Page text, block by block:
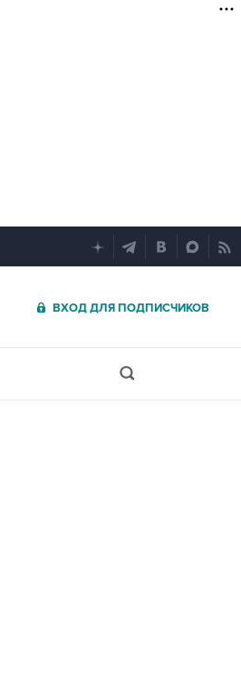
ВХОД ДЛЯ ПОДПИСЧИКОВ